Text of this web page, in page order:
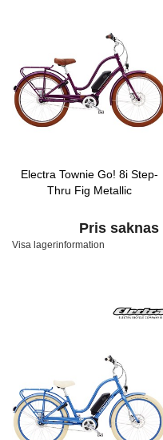
Electra Townie Go! 8i Step-
Thru Fig Metallic
Pris saknas
Visa lagerinformation